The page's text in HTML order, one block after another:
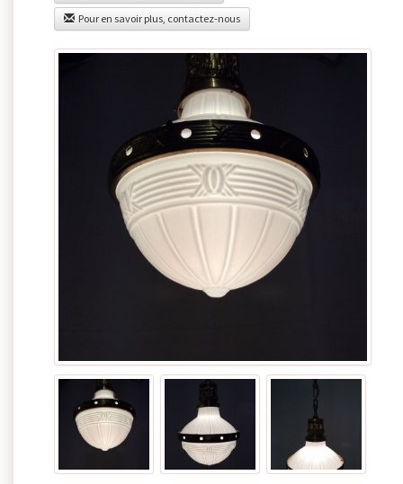
Pour en savoir plus, contactez-nous